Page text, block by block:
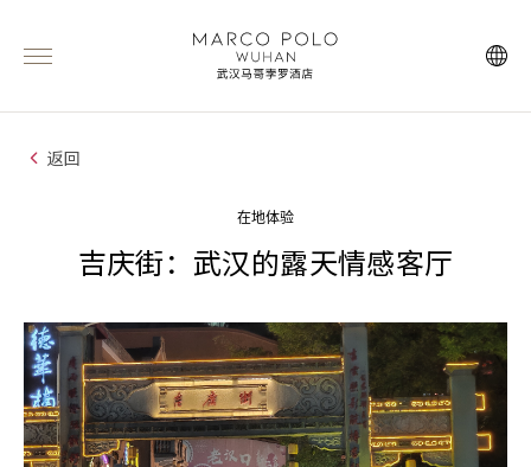
返回
在地体验
吉庆街：武汉的露天情感客厅